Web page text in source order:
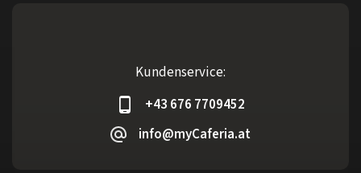
Kundenservice:
+43 676 7709452
info@myCaferia.at